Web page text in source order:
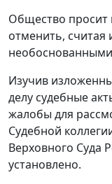
Общество просит
отменить,
Изучив
делу судебные
жалобы для
Судебной
Верховного Суда
установлено.